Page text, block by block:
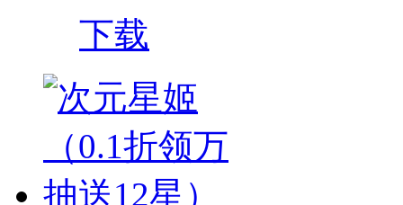
下载